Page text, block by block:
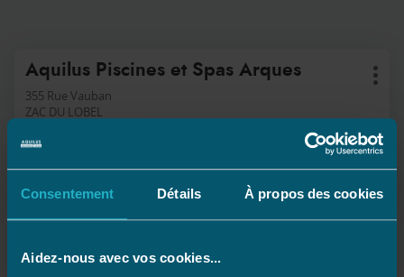
Consentement Détails À propos des cookies
Aidez-nous avec vos cookies...
sur
touche
pour
de
plus
Point
de
vente
Aquilus Piscines et Spas Arques
355 Rue Vauban
ZAC DU LOBEL
Fermé
AFFICHER
LE
NUMÉRO
DU
Plus